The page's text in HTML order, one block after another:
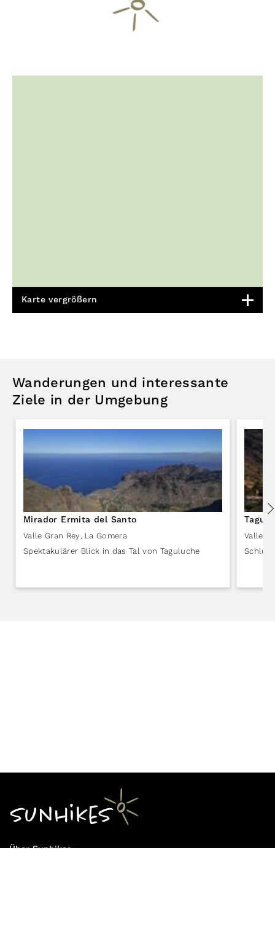
Karte vergrößern
Wanderungen und interessante
Ziele in der Umgebung
Mirador Ermita del Santo
Valle Gran Rey , La Gomera
Spektakulärer Blick in das Tal von Taguluche
Valle
Über Sunhikes